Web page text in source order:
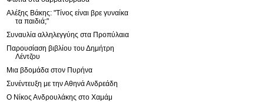
Αλέξης Βάκης: "Τίνος είναι βρε γυναίκα
τα παιδιά;"
Συναυλία αλληλεγγύης στα Προπύλαια
Παρουσίαση βιβλίου του Δημήτρη
Λέντζου
Μια βδομάδα στον Πυρήνα
Συνέντευξη με την Αθηνά Ανδρεάδη
Ο Νίκος Ανδρουλάκης στο Χαμάμ